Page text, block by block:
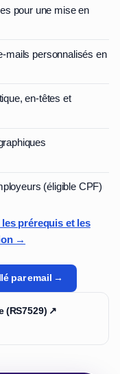
pour une mise en
mails personnalisés en
en-têtes et
(éligible CPF)
prérequis et les
→
par email →
(RS7529) ↗